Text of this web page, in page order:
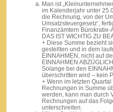
Man ist
im Kalenderjahr unter
die Rechnung‚ von der
Umsatzsteuergesetz‘,
Finanzämtern Bürokratie-
DAS IST WICHTIG ZU
+ Diese Summe bezieht
gestellten und in dem
EINNAHMEN, nicht auf
EINNAHMEN
Solange bei den
überschritten wird – kein
+ Wenn im letzten
Rechnungen in Summe
werden, kann man durch
Rechnungen auf das
unterschreiten.